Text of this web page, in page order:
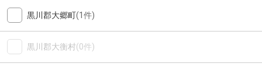
黒川郡大郷町(1件)
黒川郡大衡村(0件)